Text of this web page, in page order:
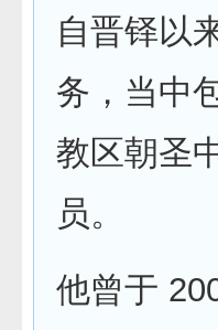
自晋铎以
务，当中
教区朝圣
员。
他曾于